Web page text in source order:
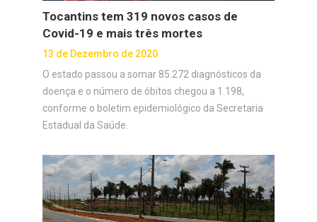
Tocantins tem 319 novos casos de
Covid-19 e mais três mortes
13 de Dezembro de 2020
O estado passou a somar 85.272 diagnósticos da
doença e o número de óbitos chegou a 1.198,
conforme o boletim epidemiológico da Secretaria
Estadual da Saúde.